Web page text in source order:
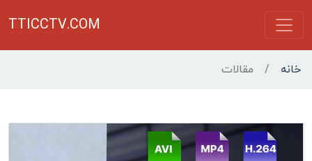
TTICCTV.COM
خانه / مقالات